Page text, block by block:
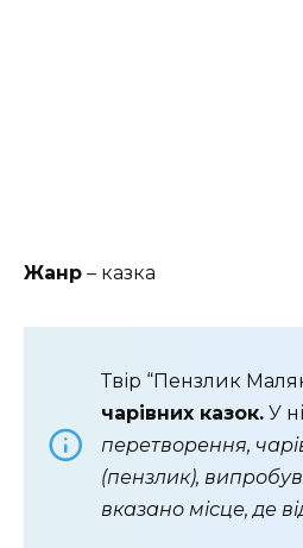
Жанр – казка
Твір “Пензлик
чарівних казок. У
перетворення,
(пензлик),
вказано місце, де